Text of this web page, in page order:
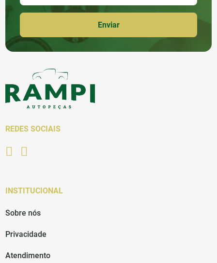
REDES SOCIAIS
INSTITUCIONAL
Sobre nós
Privacidade
Atendimento